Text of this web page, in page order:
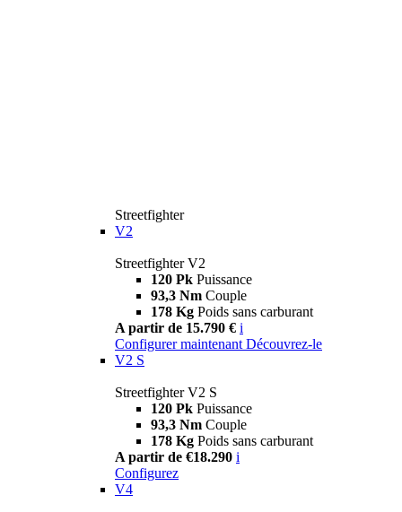
Streetfighter
V2
Streetfighter V2
120 Pk Puissance
93,3 Nm Couple
178 Kg Poids sans carburant
A partir de 15.790 € i
Configurer maintenant Découvrez-le
V2 S
Streetfighter V2 S
120 Pk Puissance
93,3 Nm Couple
178 Kg Poids sans carburant
A partir de €18.290 i
Configurez
V4